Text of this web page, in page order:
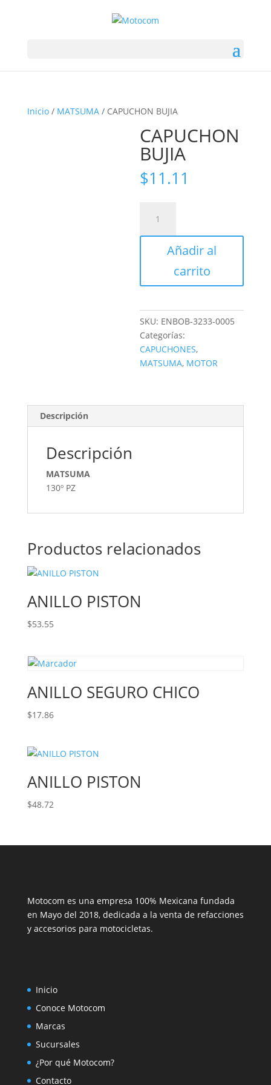
Inicio/ MATSUMA/ CAPUCHON BUJIA
CAPUCHON
BUJIA
$11.11
BUJIA
cantidad
Añadir al
carrito
SKU: ENBOB-3233-0005
Categorías:
CAPUCHONES,
MATSUMA, MOTOR
Descripción
Descripción
MATSUMA
130º PZ
Productos relacionados
ANILLO PISTON
$53.55
ANILLO SEGURO CHICO
$17.86
ANILLO PISTON
$48.72
Motocom es una empresa 100% Mexicana fundada
en Mayo del 2018, dedicada a la venta de refacciones
y accesorios para motocicletas.
Inicio
Conoce Motocom
Marcas
Sucursales
¿Por qué Motocom?
Contacto